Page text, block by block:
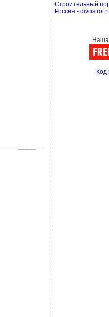
Строительный
Россия -
Наша
Код